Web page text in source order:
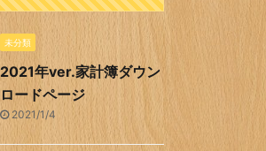
未分類
2021年ver.家計簿ダウン
ロードページ
2021/1/4